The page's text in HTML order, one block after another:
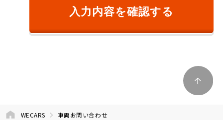
①ご本人様確認のため
②商品またはサービスのご提供およびその対
価のご請求のため
④商品およびサービスの改善、企画、研究お
⑤お問い合わせへのご対応およびお客様への
入力内容を確認する
WECARS 車両お問い合わせ